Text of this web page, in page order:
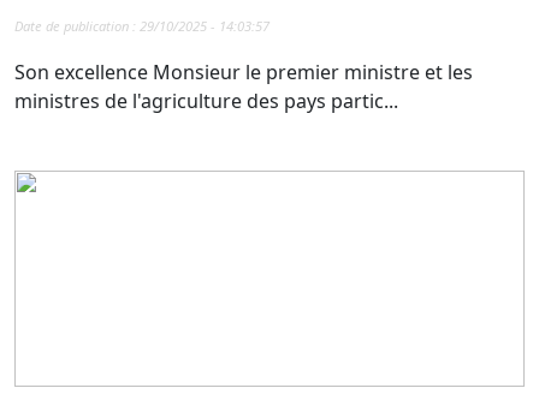
Date de publication : 29/10/2025 - 14:03:57
Son excellence Monsieur le premier ministre et les
ministres de l'agriculture des pays partic...